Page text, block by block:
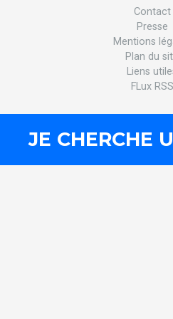
Contact
Presse
Mentions
Plan du
Liens
FLux RSS
JE CHERCHE